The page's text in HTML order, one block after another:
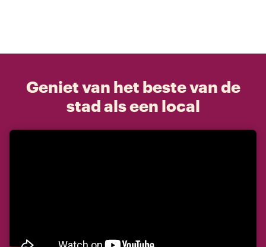
Geniet van het beste van de
stad als een local